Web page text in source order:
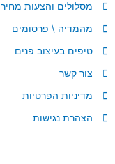
מסלולים והצעות מחיר
מהמדיה \ פרסומים
טיפים בעיצוב פנים
צור קשר
מדיניות הפרטיות
הצהרת נגישות